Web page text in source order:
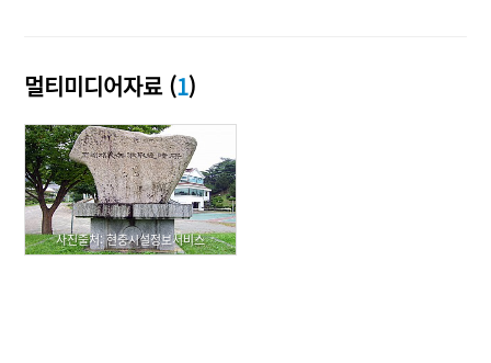
멀티미디어자료 (1)
사진출처: 현충시설정보서비스